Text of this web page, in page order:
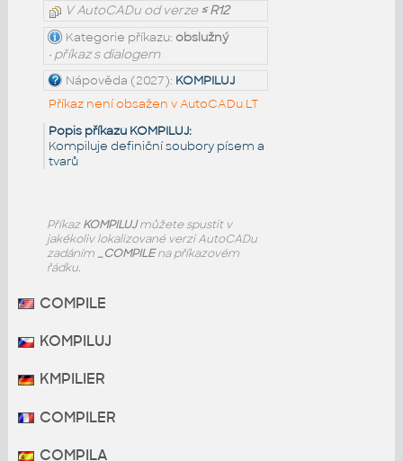
V AutoCADu od verze≤ R12
Kategorie příkazu: obslužný
• příkaz s dialogem
Nápověda (2027): KOMPILUJ
Příkaz není obsažen v AutoCADu LT
Popis příkazu KOMPILUJ:
Kompiluje definiční soubory písem a
tvarů
PříkazKOMPILUJmůžete spustit v
jakékoliv lokalizované verzi AutoCADu
zadáním _COMPILEna příkazovém
řádku.
COMPILE
KOMPILUJ
KMPILIER
COMPILER
COMPILA